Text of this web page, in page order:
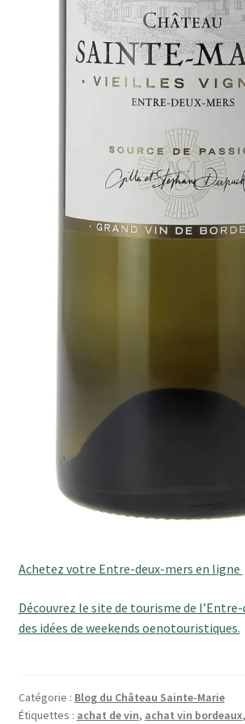
Achetez votre Entre-deux-mers en ligne
Découvrez le site de tourisme de
des idées de weekends oenotouristiques.
Catégorie : Blog du Château Sainte-Marie
Étiquettes : achat de vin, achat vin bordeaux,